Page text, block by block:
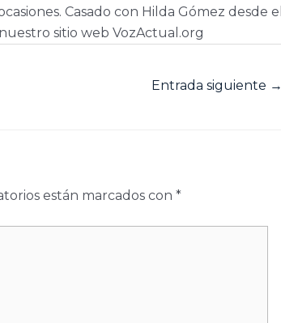
Casado con Hilda Gómez desde el
sitio web VozActual.org
Entrada siguiente →
están marcados con *